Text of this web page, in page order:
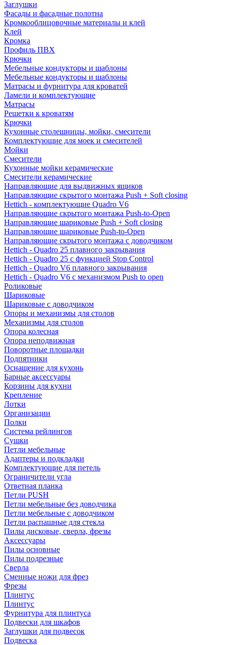
Заглушки
Фасады и фасадные полотна
Кромкооблицовочные материалы и клей
Клей
Кромка
Профиль ПВХ
Крючки
Мебельные кондукторы и шаблоны
Мебельные кондукторы и шаблоны
Матрасы и фурнитура для кроватей
Ламели и комплектующие
Матрасы
Решетки к кроватям
Крючки
Кухонные столешницы, мойки, смесители
Комплектующие для моек и смесителей
Мойки
Смесители
Кухонные мойки керамические
Смесители керамические
Направляющие для выдвижных ящиков
Направляющие скрытого монтажа Push + Soft closing
Hettich - комплектующие Quadro V6
Направляющие скрытого монтажа Push-to-Open
Направляющие шариковые Push + Soft closing
Направляющие шариковые Push-to-Open
Направляющие скрытого монтажа с доводчиком
Hettich - Quadro 25 плавного закрывания
Hettich - Quadro 25 с функцией Stop Control
Hettich - Quadro V6 плавного закрывания
Hettich - Quadro V6 с механизмом Push to open
Роликовые
Шариковые
Шариковые с доводчиком
Опоры и механизмы для столов
Механизмы для столов
Опора колесная
Опора неподвижная
Поворотные площадки
Подпятники
Оснащение для кухонь
Барные аксессуары
Корзины для кухни
Крепление
Лотки
Организации
Полки
Система рейлингов
Сушки
Петли мебельные
Адаптеры и подкладки
Комплектующие для петель
Ограничители угла
Ответная планка
Петли PUSH
Петли мебельные без доводчика
Петли мебельные с доводчиком
Петли распашные для стекла
Пилы дисковые, сверла, фрезы
Аксессуары
Пилы основные
Пилы подрезные
Сверла
Сменные ножи для фрез
Фрезы
Плинтус
Плинтус
Фурнитура для плинтуса
Подвески для шкафов
Заглушки для подвесок
Подвеска